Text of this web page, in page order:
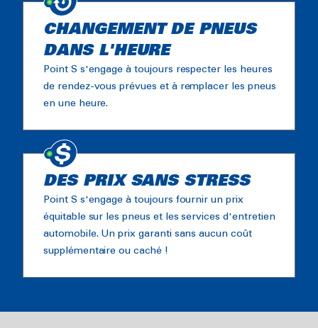
CHANGEMENT DE PNEUS
DANS L'HEURE
Point S s'engage à toujours respecter les heures
de rendez-vous prévues et à remplacer les pneus
en une heure.
DES PRIX SANS STRESS
Point S s'engage à toujours fournir un prix
équitable sur les pneus et les services d'entretien
automobile. Un prix garanti sans aucun coût
supplémentaire ou caché !